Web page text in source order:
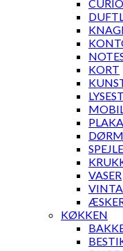
KORT
SPEJLE
VASER
KØKKEN